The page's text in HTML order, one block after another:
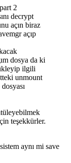
2
decrypt
açın biraz
açıp
dosya da ki
ilgili
unmount
teşekkürler.
aynı mi save